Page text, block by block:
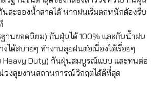
นละอองน้ำสาดได้ หากฝนเริ่มตกหนักต้องรีบ
ฐานยอดนิยม) กันฝุ่นได้ 100% และกันน้ำฝน
ได้สบายๆ ทำงานลุยฝนต่อเนื่องได้เรื่อยๆ
Heavy Duty) กันฝุ่นสมบูรณ์แบบ และทนต่อ
งลุยงานสถานการณ์วิกฤตได้ดีที่สุด